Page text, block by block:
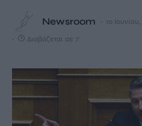
Newsroom 10 Ιουνίου,
Διαβάζεται σε 7'